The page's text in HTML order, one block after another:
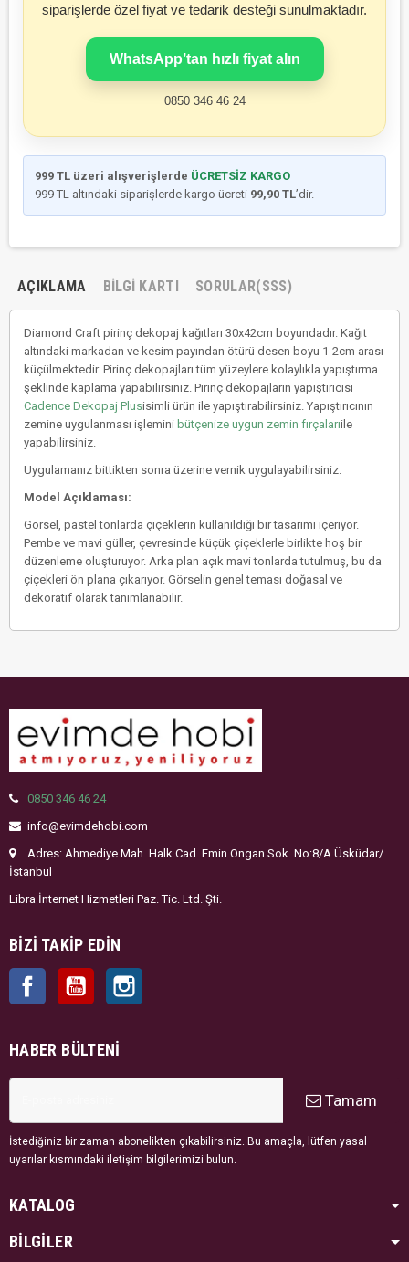
siparişlerde özel fiyat ve tedarik desteği sunulmaktadır.
WhatsApp’tan hızlı fiyat alın
0850 346 46 24
999 TL üzeri alışverişlerde ÜCRETSİZ KARGO
999 TL altındaki siparişlerde kargo ücreti 99,90 TL’dir.
AÇIKLAMA BILGI KARTI SORULAR(SSS)
Diamond Craft pirinç dekopaj kağıtları 30x42cm boyundadır. Kağıt
altındaki markadan ve kesim payından ötürü desen boyu 1-2cm arası
küçülmektedir. Pirinç dekopajları tüm yüzeylere kolaylıkla yapıştırma
şeklinde kaplama yapabilirsiniz. Pirinç dekopajların yapıştırıcısı
Cadence Dekopaj Plusisimli ürün ile yapıştırabilirsiniz. Yapıştırıcının
zemine uygulanması işlemini bütçenize uygun zemin fırçalarıile
yapabilirsiniz.
Uygulamanız bittikten sonra üzerine vernik uygulayabilirsiniz.
Model Açıklaması:
Görsel, pastel tonlarda çiçeklerin kullanıldığı bir tasarımı içeriyor.
Pembe ve mavi güller, çevresinde küçük çiçeklerle birlikte hoş bir
düzenleme oluşturuyor. Arka plan açık mavi tonlarda tutulmuş, bu da
çiçekleri ön plana çıkarıyor. Görselin genel teması doğasal ve
dekoratif olarak tanımlanabilir.
0850 346 46 24
info@evimdehobi.com
Adres: Ahmediye Mah. Halk Cad. Emin Ongan Sok. No:8/A Üsküdar/
İstanbul
Libra İnternet Hizmetleri Paz. Tic. Ltd. Şti.
BIZI TAKIP EDIN
Facebook YouTube
HABER BÜLTENI
Tamam
İstediğiniz bir zaman abonelikten çıkabilirsiniz. Bu amaçla, lütfen yasal
uyarılar kısmındaki iletişim bilgilerimizi bulun.
KATALOG
BİLGİLER